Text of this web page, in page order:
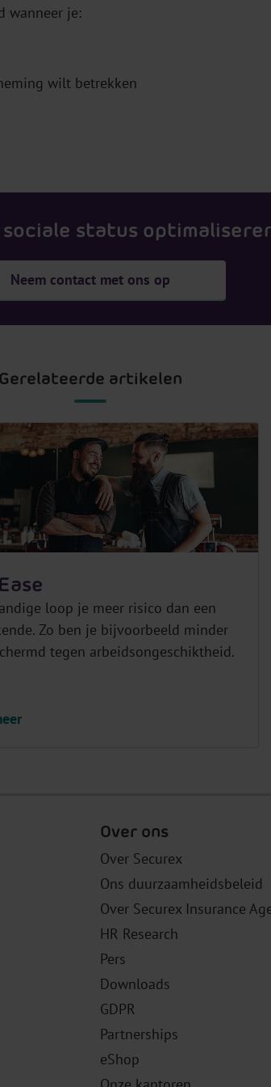
wanneer je:
wilt betrekken
status
Neem contact met ons op
Gerelateerde artikelen
loop je meer risico dan een
Zo ben je bijvoorbeeld minder
tegen arbeidsongeschiktheid.
Over ons
Over Securex
Ons duurzaamheidsbeleid
Over Securex Insurance
HR Research
Pers
Downloads
GDPR
Partnerships
eShop